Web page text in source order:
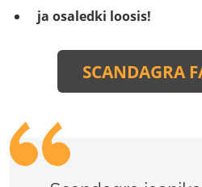
ja osaledki loosis!
SCANDAGRA